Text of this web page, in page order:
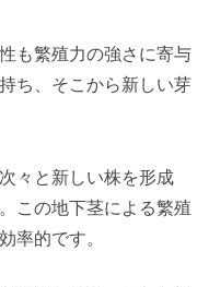
も繁殖力の強さに寄与
ち、そこから新しい芽
々と新しい株を形成
この地下茎による繁殖
率的です。